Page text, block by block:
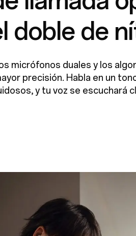
doble de
micrófonos duales y los
precisión. Habla en un
y tu voz se escuchará